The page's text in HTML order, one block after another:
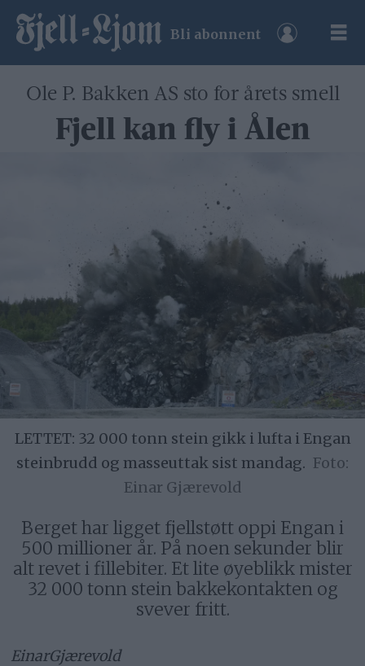
Bli abonnent
Ole P. Bakken AS sto for årets smell
Fjell kan fly i Ålen
LETTET: 32 000 tonn stein gikk i lufta i Engan
steinbrudd og masseuttak sist mandag.
Einar Gjærevold
Berget har ligget fjellstøtt oppi Engan i
500 millioner år. På noen sekunder blir
alt revet i fillebiter. Et lite øyeblikk mister
32 000 tonn stein bakkekontakten og
svever fritt.
EinarGjærevold